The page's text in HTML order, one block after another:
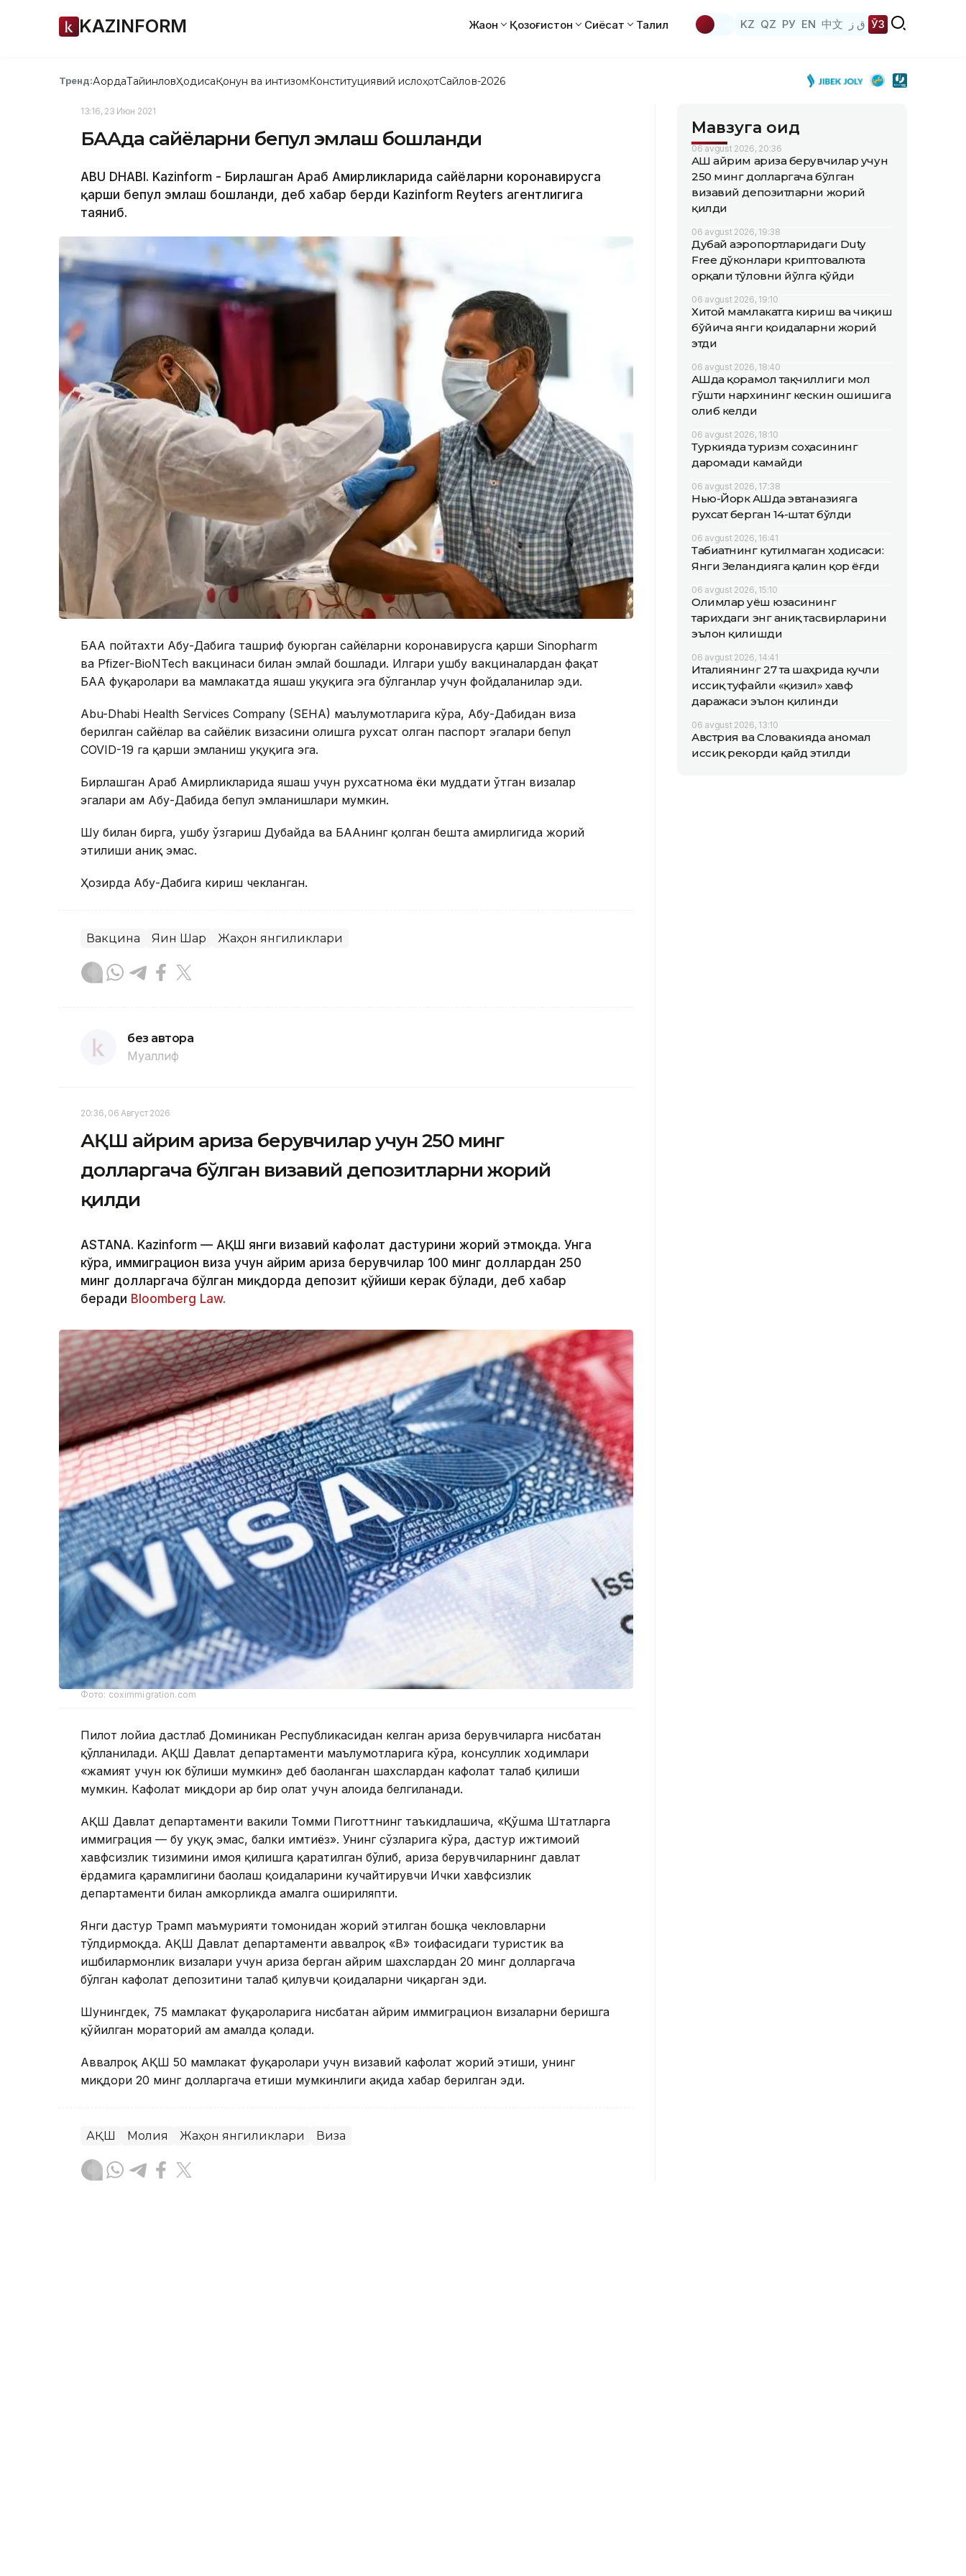
KAZINFORM Жаҳон Қозоғистон Сиёсат Таҳлил KZ QZ РУ EN 中文 ق ز ЎЗ
Тренд:АқордаТайинловҲодисаҚонун ва интизомКонституциявий ислоҳотСайлов-2026
13:16, 23 Июн 2021
БААда сайёҳларни бепул эмлаш бошланди
АBU DHABI. Kazinform - Бирлашган Араб Амирликларида сайёҳларни коронавирусга
қарши бепул эмлаш бошланди, деб хабар берди Kazinform Reyters агентлигига
таяниб.
БАА пойтахти Абу-Дабига ташриф буюрган сайёҳларни коронавирусга қарши Sinopharm
ва Pfizer-BioNTech вакцинаси билан эмлай бошлади. Илгари ушбу вакциналардан фақат
БАА фуқаролари ва мамлакатда яшаш ҳуқуқига эга бўлганлар учун фойдаланилар эди.
Abu-Dhabi Health Services Company (SEHA) маълумотларига кўра, Абу-Дабидан виза
берилган сайёҳлар ва сайёҳлик визасини олишга рухсат олган паспорт эгалари бепул
COVID-19 га қарши эмланиш ҳуқуқига эга.
Бирлашган Араб Амирликларида яшаш учун рухсатнома ёки муддати ўтган визалар
эгалари ҳам Абу-Дабида бепул эмланишлари мумкин.
Шу билан бирга, ушбу ўзгариш Дубайда ва БААнинг қолган бешта амирлигида жорий
этилиши аниқ эмас.
Ҳозирда Абу-Дабига кириш чекланган.
Вакцина Яқин Шарқ Жаҳон янгиликлари
без автора
Муаллиф
20:36, 06 Август 2026
АҚШ айрим ариза берувчилар учун 250 минг
долларгача бўлган визавий депозитларни жорий
қилди
ASTANA. Kazinform — АҚШ янги визавий кафолат дастурини жорий этмоқда. Унга
кўра, иммиграцион виза учун айрим ариза берувчилар 100 минг доллардан 250
минг долларгача бўлган миқдорда депозит қўйиши керак бўлади, деб хабар
беради Bloomberg Law.
Фото: coximmigration.com
Пилот лойиҳа дастлаб Доминикан Республикасидан келган ариза берувчиларга нисбатан
қўлланилади. АҚШ Давлат департаменти маълумотларига кўра, консуллик ходимлари
«жамият учун юк бўлиши мумкин» деб баҳоланган шахслардан кафолат талаб қилиши
мумкин. Кафолат миқдори ҳар бир ҳолат учун алоҳида белгиланади.
АҚШ Давлат департаменти вакили Томми Пиготтнинг таъкидлашича, «Қўшма Штатларга
иммиграция — бу ҳуқуқ эмас, балки имтиёз». Унинг сўзларига кўра, дастур ижтимоий
хавфсизлик тизимини ҳимоя қилишга қаратилган бўлиб, ариза берувчиларнинг давлат
ёрдамига қарамлигини баҳолаш қоидаларини кучайтирувчи Ички хавфсизлик
департаменти билан ҳамкорликда амалга ошириляпти.
Янги дастур Трамп маъмурияти томонидан жорий этилган бошқа чекловларни
тўлдирмоқда. АҚШ Давлат департаменти аввалроқ «B» тоифасидаги туристик ва
ишбилармонлик визалари учун ариза берган айрим шахслардан 20 минг долларгача
бўлган кафолат депозитини талаб қилувчи қоидаларни чиқарган эди.
Шунингдек, 75 мамлакат фуқароларига нисбатан айрим иммиграцион визаларни беришга
қўйилган мораторий ҳам амалда қолади.
Аввалроқ АҚШ 50 мамлакат фуқаролари учун визавий кафолат жорий этиши, унинг
миқдори 20 минг долларгача етиши мумкинлиги ҳақида хабар берилган эди.
АҚШ Молия Жаҳон янгиликлари Виза
Мавзуга оид
06 avgust 2026, 20:36
АҚШ айрим ариза берувчилар учун
250 минг долларгача бўлган
визавий депозитларни жорий
қилди
06 avgust 2026, 19:38
Дубай аэропортларидаги Duty
Free дўконлари криптовалюта
орқали тўловни йўлга қўйди
06 avgust 2026, 19:10
Хитой мамлакатга кириш ва чиқиш
бўйича янги қоидаларни жорий
этди
06 avgust 2026, 18:40
АҚШда қорамол тақчиллиги мол
гўшти нархининг кескин ошишига
олиб келди
06 avgust 2026, 18:10
Туркияда туризм соҳасининг
даромади камайди
06 avgust 2026, 17:38
Нью-Йорк АҚШда эвтаназияга
рухсат берган 14-штат бўлди
06 avgust 2026, 16:41
Табиатнинг кутилмаган ҳодисаси:
Янги Зеландияга қалин қор ёғди
06 avgust 2026, 15:10
Олимлар Қуёш юзасининг
тарихдаги энг аниқ тасвирларини
эълон қилишди
06 avgust 2026, 14:41
Италиянинг 27 та шаҳрида кучли
иссиқ туфайли «қизил» хавф
даражаси эълон қилинди
06 avgust 2026, 13:10
Австрия ва Словакияда аномал
иссиқ рекорди қайд этилди